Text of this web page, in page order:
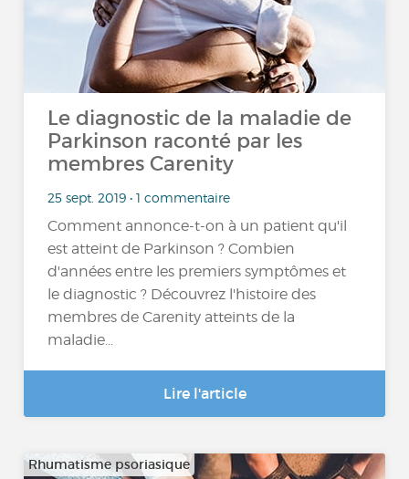
Le diagnostic de la maladie de
Parkinson raconté par les
membres Carenity
25 sept. 2019 • 1 commentaire
Comment annonce-t-on à un patient qu'il
est atteint de Parkinson ? Combien
d'années entre les premiers symptômes et
le diagnostic ? Découvrez l'histoire des
membres de Carenity atteints de la
maladie...
Lire l'article
Rhumatisme psoriasique